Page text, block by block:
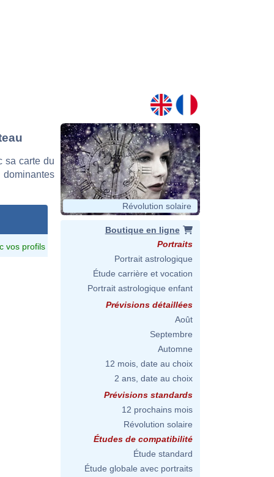
sa carte du
vos profils
Révolution solaire
Boutique en ligne
Portraits
Portrait astrologique
Étude carrière et vocation
Portrait astrologique enfant
Prévisions détaillées
Août
Septembre
Automne
12 mois, date au choix
2 ans, date au choix
Prévisions standards
12 prochains mois
Révolution solaire
Études de compatibilité
Étude standard
Étude globale avec portraits